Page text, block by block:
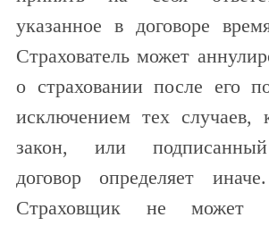
указанное в договоре
Страхователь может
о страховании после его
исключением тех случаев,
закон, или
договор определяет
Страховщик не может